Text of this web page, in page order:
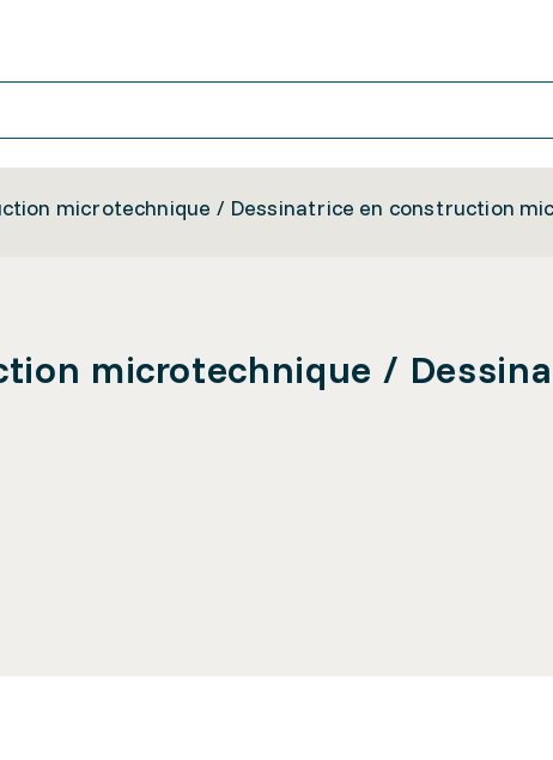
microtechnique / Dessinatrice en construction
microtechnique /